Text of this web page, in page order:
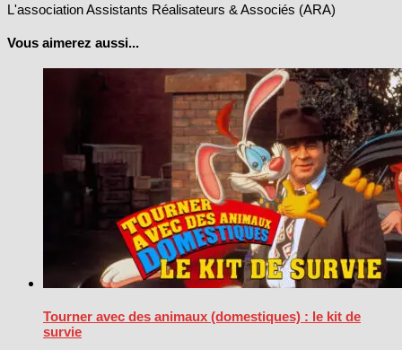
L'association Assistants Réalisateurs & Associés (ARA)
Vous aimerez aussi...
Tourner avec des animaux (domestiques) : le kit de
survie